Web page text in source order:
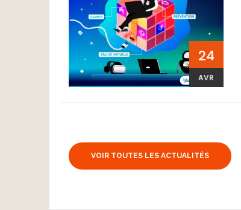
24
AVR
VOIR TOUTES LES ACTUALITÉS